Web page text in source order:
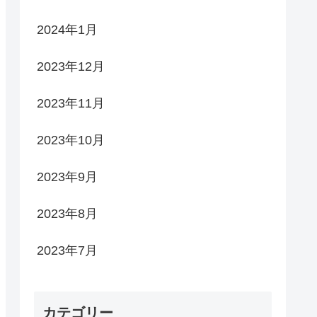
2024年1月
2023年12月
2023年11月
2023年10月
2023年9月
2023年8月
2023年7月
カテゴリー